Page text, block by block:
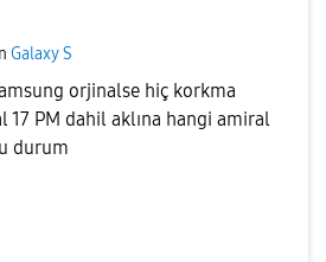
Galaxy S
orjinalse hiç korkma
17 PM dahil aklına hangi amiral
durum